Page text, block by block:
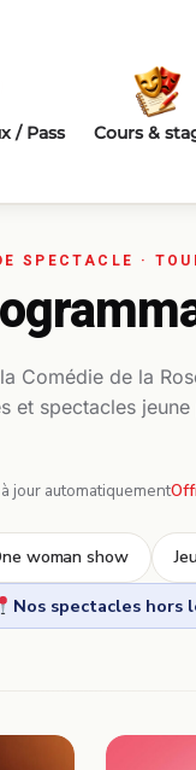
/ Pass Cours &
Comédie de la
et spectacles
jour automatiquement
woman show
Nos spectacles hors